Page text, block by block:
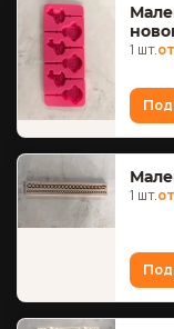
1 шт.
1 шт.